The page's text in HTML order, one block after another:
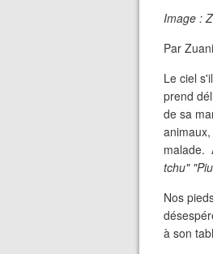
Image :
Par
Le ciel
prend
de sa
malade.
tchu"
Nos
à son